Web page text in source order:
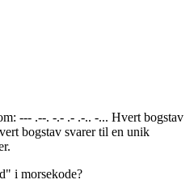
--- .--. -.- .- .-.. -... Hvert bogstav
bogstav svarer til en unik
i morsekode?